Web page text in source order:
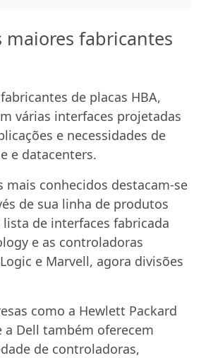
maiores fabricantes
de placas HBA,
várias interfaces projetadas
e necessidades de
e datacenters.
mais conhecidos destacam-se
de sua linha de produtos
de interfaces fabricada
e as controladoras
e Marvell, agora divisões
como a Hewlett Packard
a Dell também oferecem
de controladoras,